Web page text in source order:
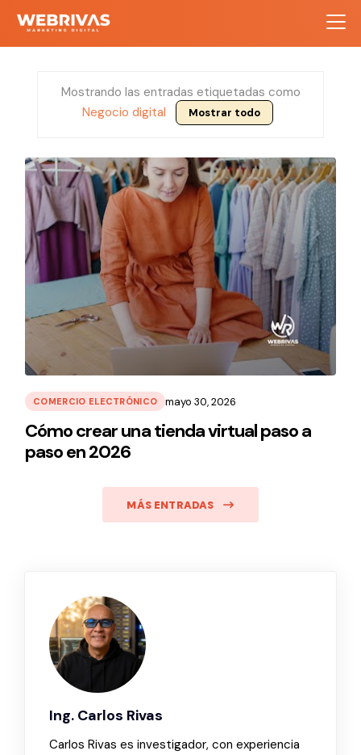
Mostrando las entradas etiquetadas como
Negocio digital
Mostrar todo
COMERCIO ELECTRÓNICO mayo 30, 2026
Cómo crear una tienda virtual paso a
paso en 2026
MÁS ENTRADAS
Ing. Carlos Rivas
Carlos Rivas es investigador, con experiencia